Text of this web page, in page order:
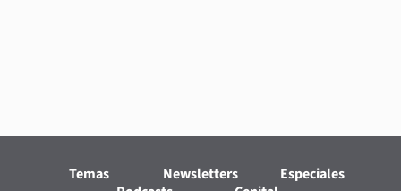
Temas Newsletters
Especiales